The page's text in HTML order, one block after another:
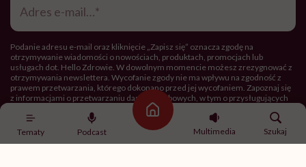
Tematy Podcast
Strona główna
Multimedia
Szukaj
mail*
Podanie adresu e-mail oraz kliknięcie „Zapisz się” oznacza zgodę na
otrzymywanie wiadomości o nowościach, produktach, promocjach lub
usługach dot. Hello Zdrowie. W dowolnym momencie możesz zrezygnować z
otrzymywania newslettera. Wycofanie zgody nie ma wpływu na zgodność z
prawem przetwarzania, którego dokonano przed jej wycofaniem. Zapoznaj się
z informacjami o przetwarzaniu danych osobowych, w tym o przysługujących
Polityce prywatności
Zapisz się